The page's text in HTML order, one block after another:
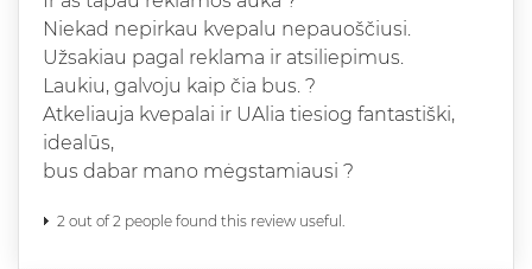
Niekad nepirkau kvepalu nepauoščiusi.
Užsakiau pagal reklama ir atsiliepimus.
Laukiu, galvoju kaip čia bus. ?
Atkeliauja kvepalai ir UAlia tiesiog fantastiški,
idealūs,
bus dabar mano mėgstamiausi ?
2 out of 2 people found this review useful.